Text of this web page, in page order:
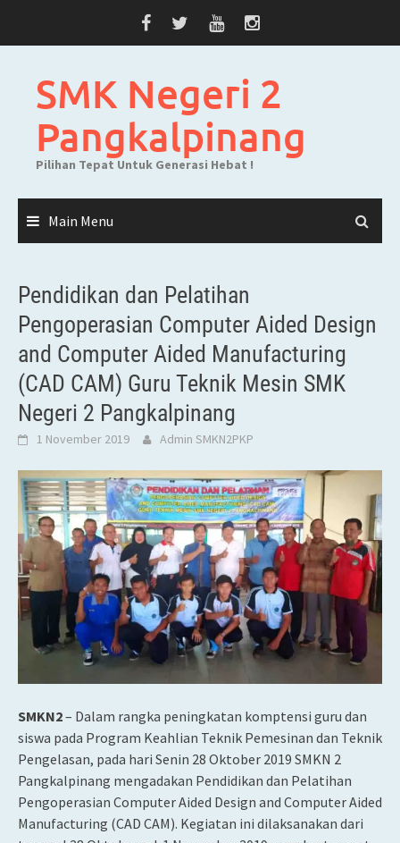
SMK Negeri 2
Pangkalpinang
Pilihan Tepat Untuk Generasi Hebat !
Main Menu
Pendidikan dan Pelatihan
Pengoperasian Computer Aided Design
and Computer Aided Manufacturing
(CAD CAM) Guru Teknik Mesin SMK
Negeri 2 Pangkalpinang
1 November 2019 Admin SMKN2PKP
SMKN2– Dalam rangka peningkatan komptensi guru dan
siswa pada Program Keahlian Teknik Pemesinan dan Teknik
Pengelasan, pada hari Senin 28 Oktober 2019 SMKN 2
Pangkalpinang mengadakan Pendidikan dan Pelatihan
Pengoperasian Computer Aided Design and Computer Aided
Manufacturing (CAD CAM). Kegiatan ini dilaksanakan dari